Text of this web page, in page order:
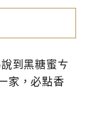
到黑糖蜜ㄘ
家，必點香